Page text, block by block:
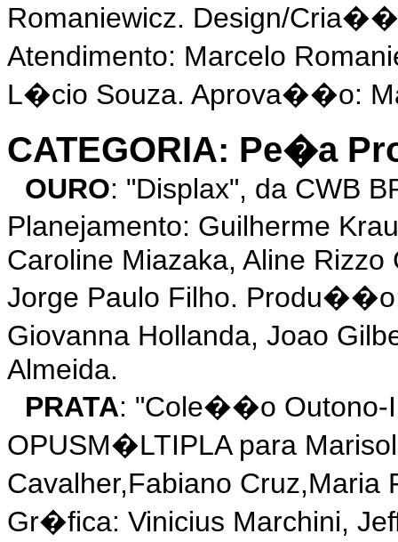
Romaniewicz. Design/
Atendimento: Marcelo
L�cio Souza. Aprova��o:
CATEGORIA: Pe�a
OURO: "Displax", da CWB
Planejamento: Guilherme
Caroline Miazaka, Aline
Jorge Paulo Filho.
Giovanna Hollanda, Joao
Almeida.
PRATA: "Cole��o Outono-
OPUSM�LTIPLA para
Cavalher,Fabiano
Gr�fica: Vinicius Marchini,